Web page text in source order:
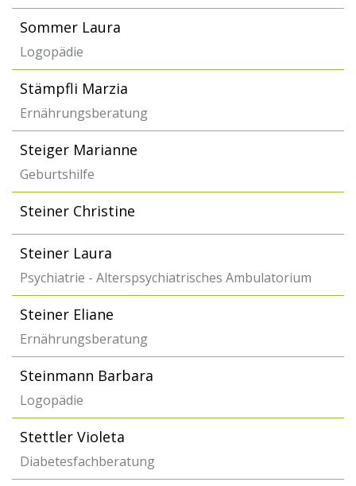
Sommer Laura
Logopädie
Stämpfli Marzia
Ernährungsberatung
Steiger Marianne
Geburtshilfe
Steiner Christine
Steiner Laura
Psychiatrie - Alterspsychiatrisches Ambulatorium
Steiner Eliane
Ernährungsberatung
Steinmann Barbara
Logopädie
Stettler Violeta
Diabetesfachberatung